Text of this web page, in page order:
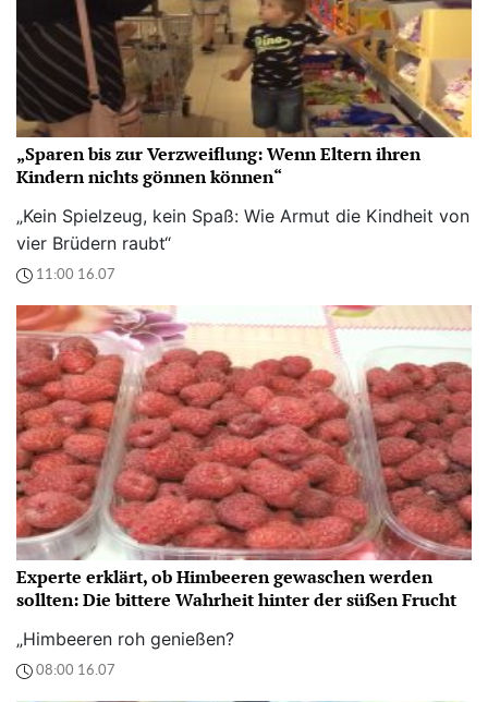
„Sparen bis zur Verzweiflung: Wenn Eltern ihren
Kindern nichts gönnen können“
„Kein Spielzeug, kein Spaß: Wie Armut die Kindheit von
vier Brüdern raubt“
11:00 16.07
Experte erklärt, ob Himbeeren gewaschen werden
sollten: Die bittere Wahrheit hinter der süßen Frucht
„Himbeeren roh genießen?
08:00 16.07